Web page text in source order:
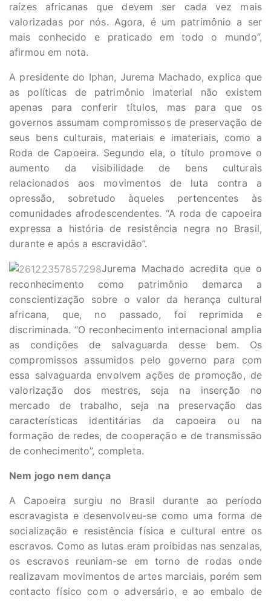
raízes africanas que devem ser cada vez mais
valorizadas por nós. Agora, é um patrimônio a ser
mais conhecido e praticado em todo o mundo”,
afirmou em nota.
A presidente do Iphan, Jurema Machado, explica que
as políticas de patrimônio imaterial não existem
apenas para conferir títulos, mas para que os
governos assumam compromissos de preservação de
seus bens culturais, materiais e imateriais, como a
Roda de Capoeira. Segundo ela, o título promove o
aumento da visibilidade de bens culturais
relacionados aos movimentos de luta contra a
opressão, sobretudo àqueles pertencentes às
comunidades afrodescendentes. “A roda de capoeira
expressa a história de resistência negra no Brasil,
durante e após a escravidão”.
Jurema Machado acredita que o
reconhecimento como patrimônio demarca a
conscientização sobre o valor da herança cultural
africana, que, no passado, foi reprimida e
discriminada. “O reconhecimento internacional amplia
as condições de salvaguarda desse bem. Os
compromissos assumidos pelo governo para com
essa salvaguarda envolvem ações de promoção, de
valorização dos mestres, seja na inserção no
mercado de trabalho, seja na preservação das
características identitárias da capoeira ou na
formação de redes, de cooperação e de transmissão
de conhecimento”, completa.
Nem jogo nem dança
A Capoeira surgiu no Brasil durante ao período
escravagista e desenvolveu-se como uma forma de
socialização e resistência física e cultural entre os
escravos. Como as lutas eram proibidas nas senzalas,
os escravos reuniam-se em torno de rodas onde
realizavam movimentos de artes marciais, porém sem
contacto físico com o adversário, e ao embalo de